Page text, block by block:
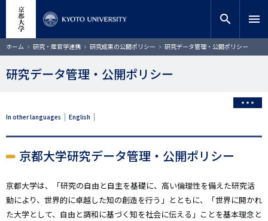
コ
ン
ン
移
サイト内検索
検索
search menu
ホーム 研究・産官学連携 研究成果の公開ポリシー 研究データ管理・公開ポリシー
研究データ管理・公開ポリシー
In other languages English
京都大学研究データ管理・公開ポリシー
京都大学は、「研究の自由と自主を基礎に、高い倫理性を備えた研究活
動により、世界的に卓越した知の創造を行う」とともに、「世界に開かれ
た大学として、自由と調和に基づく知を社会に伝える」ことを基本理念と